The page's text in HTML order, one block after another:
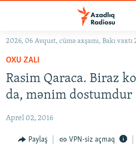
Əsas
qayıt
Əsas
naviqasiyaya
qayıt
Axtarışa
keç
KORRUPSIOMETR
FƏRQƏ BAX
QANUNI DOĞRU
2026, 06 Avqust, cümə axşamı, Bakı vaxtı
OXU ZALI
Rasim Qaraca. Biraz
da, mənim dostumdur
Aprel 02, 2016
Paylaş VPN-siz açmaq